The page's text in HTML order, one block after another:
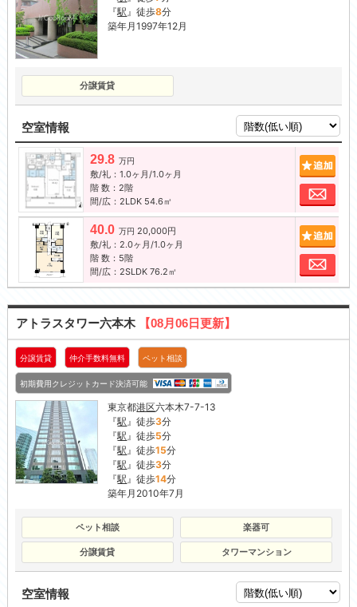
『駅 』徒歩8分
築年月1997年12月
分譲賃貸
空室情報
29.8 万円
敷/礼：1.0ヶ月/1.0ヶ月
階 数：2階
間/広：2LDK 54.6㎡
お
40.0 万円 20,000円
敷/礼：2.0ヶ月/1.0ヶ月
階 数：5階
間/広：2SLDK 76.2㎡
お
アトラスタワー六本木 【08月06日更新】
分譲賃貸 仲介手数料無料 ペット相談
初期費用クレジットカード決済可能
東京都港区六本木7-7-13
『駅』徒歩3分
『駅』徒歩5分
『駅』徒歩15分
『駅』徒歩3分
『駅』徒歩14分
築年月2010年7月
ペット相談 楽器可
分譲賃貸 タワーマンション
空室情報